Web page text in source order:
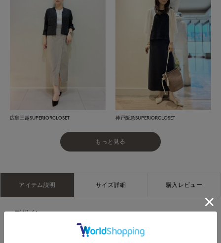
広島三越SUPERIORCLOSET 神戸阪急SUPERIORCLOSET
もっと見る
アイテム説明 サイズ詳細 購入レビュー
■デザイン
艶感のあるラメ糸を使用したワイドリブ編みのカーディガン。
さらっとしたタッチで清涼感のある仕上がり